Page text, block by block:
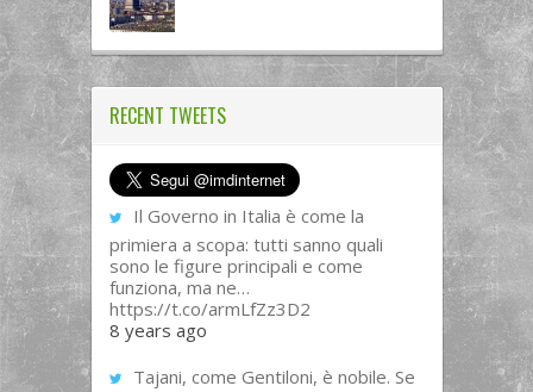
RECENT TWEETS
Il Governo in Italia è come la
primiera a scopa: tutti sanno quali
sono le figure principali e come
funziona, ma ne…
https://t.co/armLfZz3D2
8 years ago
Tajani, come Gentiloni, è nobile. Se